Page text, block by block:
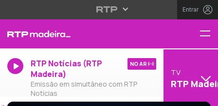
Entrar
RTP Notícias (RTP
Madeira)
Emissão em simultâneo com RTP
Notícias
NO AR
TV
RTP